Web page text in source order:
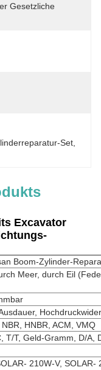
Gesetzliche
Set
Excavator
Boom-Zylinder-
Meer, durch Eil
HNBR, ACM, VMQ
T/T, Geld-Gramm, D/A,
210W-V, SOLAR-